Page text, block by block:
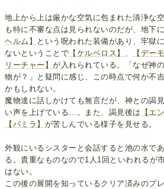
地上から上は厳かな空気に包まれた清浄な
も特に不審な点は見られないのだが、地下
ヘルム】
という呪われた装備があり、牢獄
ないということで 【ケルベロス】 、 【デー
リーチャー】が入れられている。「なぜ神
物が？」と疑問に感じ、この時点で何か不
かもしれない。
魔物達に話しかけても無言だが、神との謁
い声を上げている…。また、謁見後は
【エ
【パミラ】 が苦しんでいる様子を見せる。
外観にいるシスターと会話すると池の水で
る。貴重なものなので1人1回といわれるが
はない。
この後の展開を知っているクリア済みのプ